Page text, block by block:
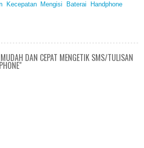
Kecepatan Mengisi Baterai Handphone
DAN CEPAT MENGETIK SMS/TULISAN